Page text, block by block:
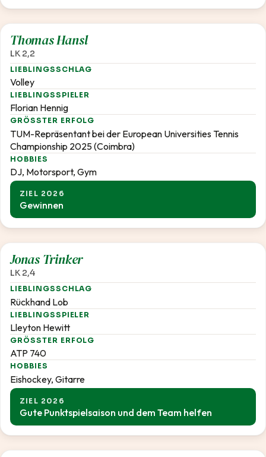
Thomas Hansl
LK 2,2
LIEBLINGSSCHLAG
Volley
LIEBLINGSSPIELER
Florian Hennig
GRÖSSTER ERFOLG
TUM-Repräsentant bei der European Universities Tennis
Championship 2025 (Coimbra)
HOBBIES
DJ, Motorsport, Gym
ZIEL 2026
Gewinnen
Jonas Trinker
LK 2,4
LIEBLINGSSCHLAG
Rückhand Lob
LIEBLINGSSPIELER
Lleyton Hewitt
GRÖSSTER ERFOLG
ATP 740
HOBBIES
Eishockey, Gitarre
ZIEL 2026
Gute Punktspielsaison und dem Team helfen